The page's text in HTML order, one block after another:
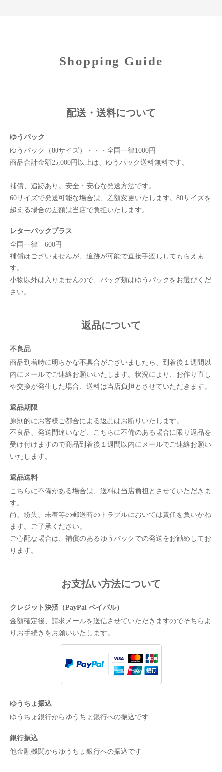
Shopping Guide
配送・送料について
ゆうパック
ゆうパック（80サイズ）・・・全国一律1000円
商品合計金額25,000円以上は、ゆうパック送料無料です。
補償、追跡あり。安全・安心な発送方法です。
60サイズで発送可能な場合は、差額変更いたします。80サイズを
超える場合の差額は当店で負担いたします。
レターパックプラス
全国一律 600円
補償はございませんが、追跡が可能で直接手渡ししてもらえま
す。
小物以外は入りませんので、バッグ類はゆうパックをお選びくだ
さい。
返品について
不良品
商品到着時に明らかな不具合がございましたら、到着後１週間以
内にメールでご連絡お願いいたします。状況により、お作り直し
や交換が発生した場合、送料は当店負担とさせていただきます。
返品期限
原則的にお客様ご都合による返品はお断りいたします。
不良品、発送間違いなど、こちらに不備のある場合に限り返品を
受け付けますので商品到着後１週間以内にメールでご連絡お願い
いたします。
返品送料
こちらに不備がある場合は、送料は当店負担とさせていただきま
す。
尚、紛失、未着等の郵送時のトラブルにおいては責任を負いかね
ます。ご了承ください。
ご心配な場合は、補償のあるゆうパックでの発送をお勧めしてお
ります。
お支払い方法について
クレジット決済（PayPal ペイパル）
金額確定後、請求メールを送信させていただきますのでそちらよ
りお手続きをお願いいたします。
ゆうちょ振込
ゆうちょ銀行からゆうちょ銀行への振込です
銀行振込
他金融機関からゆうちょ銀行への振込です